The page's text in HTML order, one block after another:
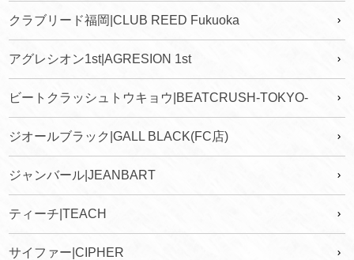
クラブリード福岡|CLUB REED Fukuoka
アグレシオン1st|AGRESION 1st
ビートクラッシュトウキョウ|BEATCRUSH-TOKYO-
ジオールブラック|GALL BLACK(FC店)
ジャンバール|JEANBART
ティーチ|TEACH
サイファー|CIPHER